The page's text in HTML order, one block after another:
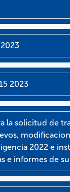
2023
la solicitud de
2022 e
e informes de